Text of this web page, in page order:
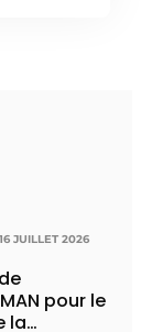
16 JUILLET 2026
pour le
la